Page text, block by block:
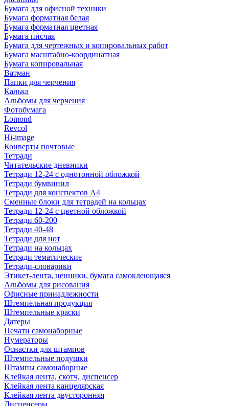
Бумага для офисной техники
Бумага форматная белая
Бумага форматная цветная
Бумага писчая
Бумага для чертежных и копировальных работ
Бумага масштабно-координатная
Бумага копировальная
Ватман
Папки для черчения
Калька
Альбомы для черчения
Фотобумага
Lomond
Revcol
Hi-image
Конверты почтовые
Тетради
Читательские дневники
Тетради 12-24 с однотонной обложкой
Тетради бумвинил
Тетради для конспектов А4
Сменные блоки для тетрадей на кольцах
Тетради 12-24 с цветной обложкой
Тетради 60-200
Тетради 40-48
Тетради для нот
Тетради на кольцах
Тетради тематические
Тетради-словарики
Этикет-лента, ценники, бумага самоклеющаяся
Альбомы для рисования
Офисные принадлежности
Штемпельная продукция
Штемпельные краски
Датеры
Печати самонаборные
Нумераторы
Оснастки для штампов
Штемпельные подушки
Штампы самонаборные
Клейкая лента, скотч, диспенсер
Клейкая лента канцелярская
Клейкая лента двусторонняя
Диспенсеры